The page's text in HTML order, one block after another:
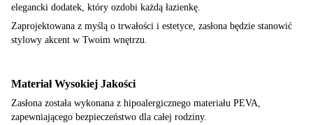
elegancki dodatek, który ozdobi każdą łazienkę.
Zaprojektowana z myślą o trwałości i estetyce, zasłona będzie stanowić
stylowy akcent w Twoim wnętrzu.
Materiał Wysokiej Jakości
Zasłona została wykonana z hipoalergicznego materiału PEVA,
zapewniającego bezpieczeństwo dla całej rodziny.